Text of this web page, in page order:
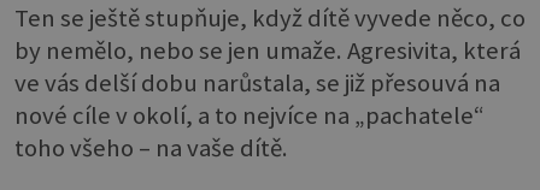
Ten se ještě stupňuje, když dítě vyvede něco, co
by nemělo, nebo se jen umaže. Agresivita, která
ve vás delší dobu narůstala, se již přesouvá na
nové cíle v okolí, a to nejvíce na „pachatele“
toho všeho – na vaše dítě.